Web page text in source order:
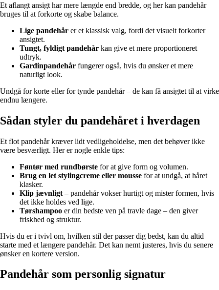
Et aflangt ansigt har mere længde end bredde, og her kan pandehår
bruges til at forkorte og skabe balance.
Lige pandehår er et klassisk valg, fordi det visuelt forkorter
ansigtet.
Tungt, fyldigt pandehår kan give et mere proportioneret
udtryk.
Gardinpandehår fungerer også, hvis du ønsker et mere
naturligt look.
Undgå for korte eller for tynde pandehår – de kan få ansigtet til at virke
endnu længere.
Sådan styler du pandehåret i hverdagen
Et flot pandehår kræver lidt vedligeholdelse, men det behøver ikke
være besværligt. Her er nogle enkle tips:
Føntør med rundbørste for at give form og volumen.
Brug en let stylingcreme eller mousse for at undgå, at håret
klasker.
Klip jævnligt – pandehår vokser hurtigt og mister formen, hvis
det ikke holdes ved lige.
Tørshampoo er din bedste ven på travle dage – den giver
friskhed og struktur.
Hvis du er i tvivl om, hvilken stil der passer dig bedst, kan du altid
starte med et længere pandehår. Det kan nemt justeres, hvis du senere
ønsker en kortere version.
Pandehår som personlig signatur